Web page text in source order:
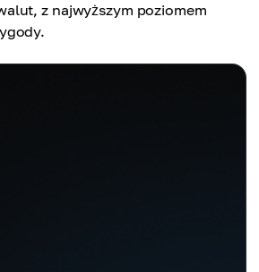
z najwyższym poziomem